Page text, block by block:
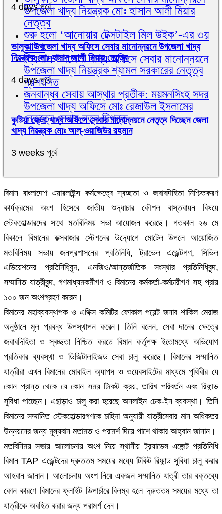
উপজেলা খাদ্য নিয়ন্ত্রক মোঃ হাসান আলী মিয়ার
নেতৃত্ব
শুরু হলো ‘আনোয়ার টেক্সটাইল মিল উইক’-এর ৩য়
আসর
ত্রিশাল উপজেলা খাদ্য অফিসে সেবার মানোন্নয়নে
উপজেলা খাদ্য নিয়ন্ত্রক শ্যামল সরকারের নেতৃত্ব
প্রশংসিত
জনবান্ধব সেবায় আস্থার প্রতীক: ময়মনসিংহ সদর
উপজেলা খাদ্য অফিসে মোঃ রেজাউল ইসলামের
নেতৃত্বে সেবার নতুন দিগন্ত
4 days পূর্বে
ভালুকা উপজেলা খাদ্য অফিসে সেবার মানোন্নয়নে উপজেলা খাদ্য
নিয়ন্ত্রক মোঃ হাসান আলী মিয়ার নেতৃত্ব
4 days পূর্বে
কুষ্টিয়া জেলা খাদ্য অফিসে সেবার মানোন্নয়নে নেতৃত্ব দিচ্ছেন জেলা
খাদ্য নিয়ন্ত্রক মোঃ আল্-ওয়াজিউর রহমান
3 weeks পূর্বে
বিমান বাংলাদেশ এয়ারলাইন্স কর্মক্ষেত্রে স্বচ্ছতা ও জবাবদিহিতা নিশ্চিতকরণ
কার্যক্রমের অংশ হিসেবে জাতীয় শুদ্ধাচার কৌশল বাস্তবায়ন বিষয়ে
স্টেকহোল্ডারদের সাথে মতবিনিময় সভা আয়োজন করেছে। গতকাল ২৬ মে
বিকালে বিমানের কক্সবাজার স্টেশনের উদ্যোগে মোটেল উপলে আয়োজিত
মতবিনিময় সভায় জনপ্রশাসনের প্রতিনিধি, ট্রাভেল এজেন্টগণ, সিভিল
এভিয়েশনের প্রতিনিধিবৃন্দ, এনজিও/আন্তর্জাতিক সংস্থার প্রতিনিধিবৃন্দ,
সম্মানিত যাত্রীবৃন্দ, গণমাধ্যমকর্মীগণ ও বিমানের কর্মকর্তা-কর্মচারীগণ সহ প্রায়
১০০ জন অংশগ্রহণ করেন।
বিমানের মহাব্যবস্থাপক ও এথিক্স কমিটির ফোকাল পয়েন্ট জনাব শাকিল মেরাজ
অনুষ্ঠানে মূল প্রবন্ধ উপস্থাপন করেন। তিনি বলেন, সেবা দানের ক্ষেত্রে
জবাবদিহিতা ও স্বচ্ছতা নিশ্চিত করতে বিমান কর্তৃপক্ষ ইতোমধ্যে অভিযোগ
প্রতিকার ব্যবস্থা ও ডিজিটালাইজড সেবা চালু করেছে। বিমানের সম্মানিত
যাত্রীরা এখন বিমানের মোবাইল অ্যাপস ও ওয়েবসাইটের মাধ্যমে পৃথিবীর যে
কোন প্রান্ত থেকে যে কোন সময় টিকেট ক্রয়, তারিখ পরিবর্তন এবং রিফান্ড
সুবিধা পাচ্ছেন। এছাড়াও চালু করা হয়েছে অনলাইন চেক-ইন ব্যবস্থা। তিনি
বিমানের সম্মানিত স্টেকহোল্ডারগণকে চাহিদা অনুযায়ী যাত্রীসেবার মান অধিকতর
উন্নয়নের জন্য মূল্যবান মতামত ও পরামর্শ দিয়ে পাশে থাকার আহ্বান জানান।
মতবিনিময় সভায় আলোচনায় অংশ নিয়ে স্থানীয় ট্র‍্যাভেল এজেন্ট প্রতিনিধি
বিমান TAP এজেন্টদের দ্রুততম সময়ের মধ্যে টিকিট রিফান্ড সুবিধা চালু করার
আহবান জানান। আলোচনায় অংশ নিয়ে একজন সম্মানিত যাত্রী তার বক্তব্যে
কোন কারণে বিমানের ফ্লাইট ডিপার্চারে বিলম্ব হলে দ্রুততম সময়ের মধ্যে তা
যাত্রীকে অবহিত করার জন্য পরামর্শ দেন।